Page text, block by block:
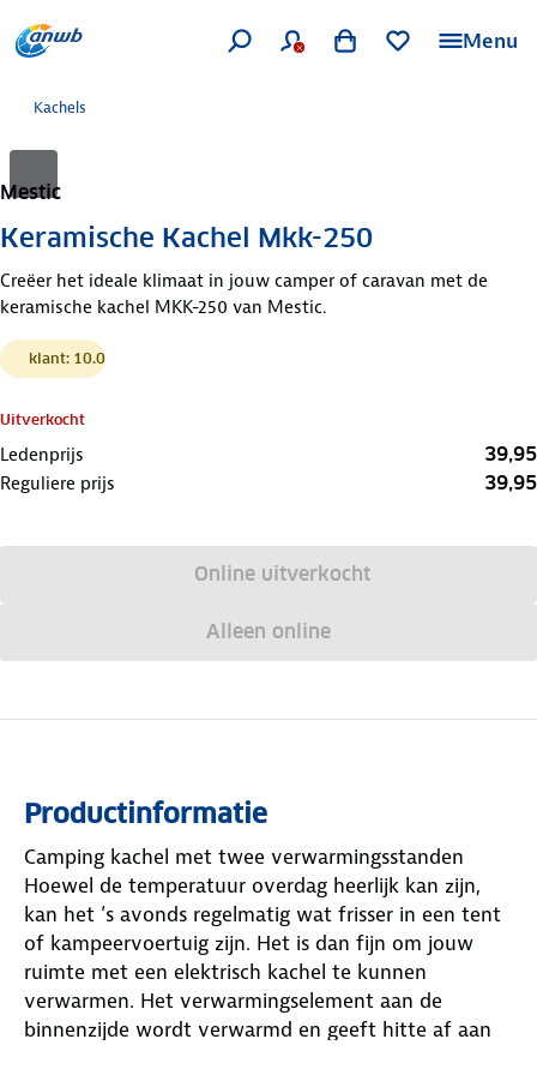
Menu
Kachels
Mestic
Keramische Kachel Mkk-250
Creëer het ideale klimaat in jouw camper of caravan met de
keramische kachel MKK-250 van Mestic.
klant: 10.0
Uitverkocht
Ledenprijs 39,95
Reguliere prijs 39,95
Online uitverkocht
Alleen online
Productinformatie
Camping kachel met twee verwarmingsstanden
Hoewel de temperatuur overdag heerlijk kan zijn,
kan het ’s avonds regelmatig wat frisser in een tent
of kampeervoertuig zijn. Het is dan fijn om jouw
ruimte met een elektrisch kachel te kunnen
verwarmen. Het verwarmingselement aan de
binnenzijde wordt verwarmd en geeft hitte af aan